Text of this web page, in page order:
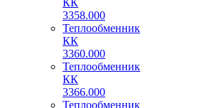
3358.000
Теплообменник
КК
3360.000
Теплообменник
КК
3366.000
Теплообменник